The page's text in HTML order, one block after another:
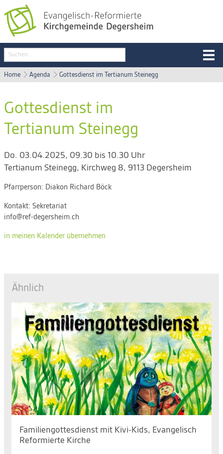
Home Agenda Gottesdienst im Tertianum Steinegg
Gottesdienst im
Tertianum Steinegg
Do. 03.04.2025, 09.30 bis 10.30 Uhr
Tertianum Steinegg, Kirchweg 8, 9113 Degersheim
Pfarrperson: Diakon Richard Böck
Kontakt: Sekretariat
info@ref-degersheim.ch
in meinen Kalender übernehmen
Ähnlich
Familiengottesdienst mit Kivi-Kids, Evangelisch
Reformierte Kirche